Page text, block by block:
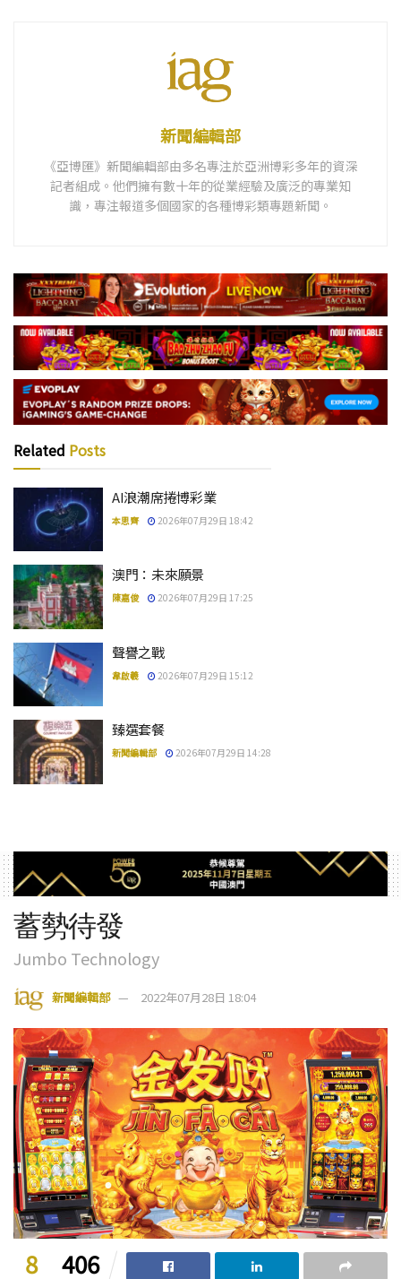
新聞編輯部
《亞博匯》新聞編輯部由多名專注於亞洲博彩多年的資深
記者組成。他們擁有數十年的從業經驗及廣泛的專業知
識，專注報道多個國家的各種博彩類專題新聞。
Related Posts
AI浪潮席捲博彩業
本思齊 2026年07月29日 18:42
澳門：未來願景
陳嘉俊 2026年07月29日 17:25
聲譽之戰
韋啟羲 2026年07月29日 15:12
臻選套餐
新聞編輯部 2026年07月29日 14:28
蓄勢待發
Jumbo Technology
新聞編輯部 2022年07月28日 18:04
8 406